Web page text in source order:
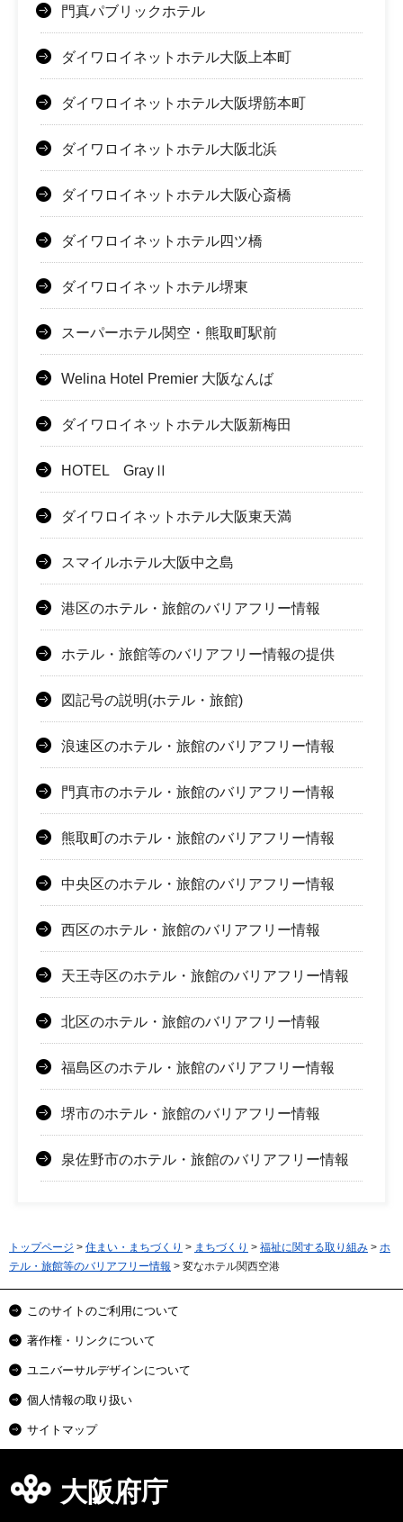
門真パブリックホテル
ダイワロイネットホテル大阪上本町
ダイワロイネットホテル大阪堺筋本町
ダイワロイネットホテル大阪北浜
ダイワロイネットホテル大阪心斎橋
ダイワロイネットホテル四ツ橋
ダイワロイネットホテル堺東
スーパーホテル関空・熊取町駅前
Welina Hotel Premier 大阪なんば
ダイワロイネットホテル大阪新梅田
HOTEL GrayⅡ
ダイワロイネットホテル大阪東天満
スマイルホテル大阪中之島
港区のホテル・旅館のバリアフリー情報
ホテル・旅館等のバリアフリー情報の提供
図記号の説明(ホテル・旅館)
浪速区のホテル・旅館のバリアフリー情報
門真市のホテル・旅館のバリアフリー情報
熊取町のホテル・旅館のバリアフリー情報
中央区のホテル・旅館のバリアフリー情報
西区のホテル・旅館のバリアフリー情報
天王寺区のホテル・旅館のバリアフリー情報
北区のホテル・旅館のバリアフリー情報
福島区のホテル・旅館のバリアフリー情報
堺市のホテル・旅館のバリアフリー情報
泉佐野市のホテル・旅館のバリアフリー情報
トップページ > 住まい・まちづくり > まちづくり > 福祉に関する取り組み > ホ
テル・旅館等のバリアフリー情報 > 変なホテル関西空港
このサイトのご利用について
著作権・リンクについて
ユニバーサルデザインについて
個人情報の取り扱い
サイトマップ
大阪府庁